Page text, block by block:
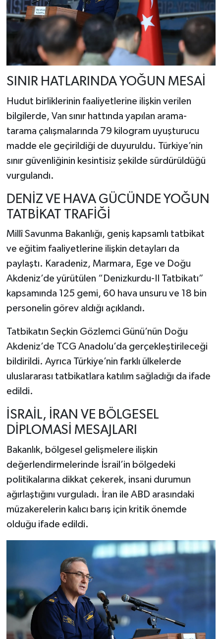
SINIR HATLARINDA YOĞUN MESAİ
Hudut birliklerinin faaliyetlerine ilişkin verilen
bilgilerde, Van sınır hattında yapılan arama-
tarama çalışmalarında 79 kilogram uyuşturucu
madde ele geçirildiği de duyuruldu. Türkiye’nin
sınır güvenliğinin kesintisiz şekilde sürdürüldüğü
vurgulandı.
DENİZ VE HAVA GÜCÜNDE YOĞUN
TATBİKAT TRAFİĞİ
Millî Savunma Bakanlığı, geniş kapsamlı tatbikat
ve eğitim faaliyetlerine ilişkin detayları da
paylaştı. Karadeniz, Marmara, Ege ve Doğu
Akdeniz’de yürütülen “Denizkurdu-II Tatbikatı”
kapsamında 125 gemi, 60 hava unsuru ve 18 bin
personelin görev aldığı açıklandı.
Tatbikatın Seçkin Gözlemci Günü’nün Doğu
Akdeniz’de TCG Anadolu’da gerçekleştirileceği
bildirildi. Ayrıca Türkiye’nin farklı ülkelerde
uluslararası tatbikatlara katılım sağladığı da ifade
edildi.
İSRAİL, İRAN VE BÖLGESEL
DİPLOMASİ MESAJLARI
Bakanlık, bölgesel gelişmelere ilişkin
değerlendirmelerinde İsrail ’in bölgedeki
politikalarına dikkat çekerek, insani durumun
ağırlaştığını vurguladı. İran ile ABD arasındaki
müzakerelerin kalıcı barış için kritik önemde
olduğu ifade edildi.